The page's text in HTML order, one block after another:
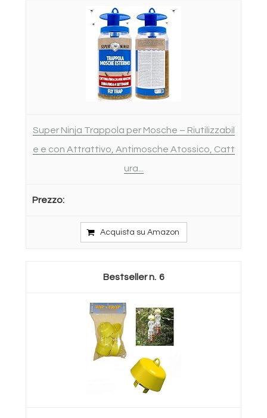
Super Ninja Trappola per Mosche – Riutilizzabil
e e con Attrattivo, Antimosche Atossico, Catt
ura...
Acquista su Amazon
6